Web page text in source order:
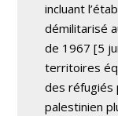
incluant
démilitarisé
de 1967 [5
territoires
des réfugiés
palestinien